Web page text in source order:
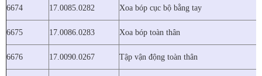
6674 17.0085.0282 Xoa bóp cục bộ bằng tay
6675 17.0086.0283 Xoa bóp toàn thân
6676 17.0090.0267 Tập vận động toàn thân